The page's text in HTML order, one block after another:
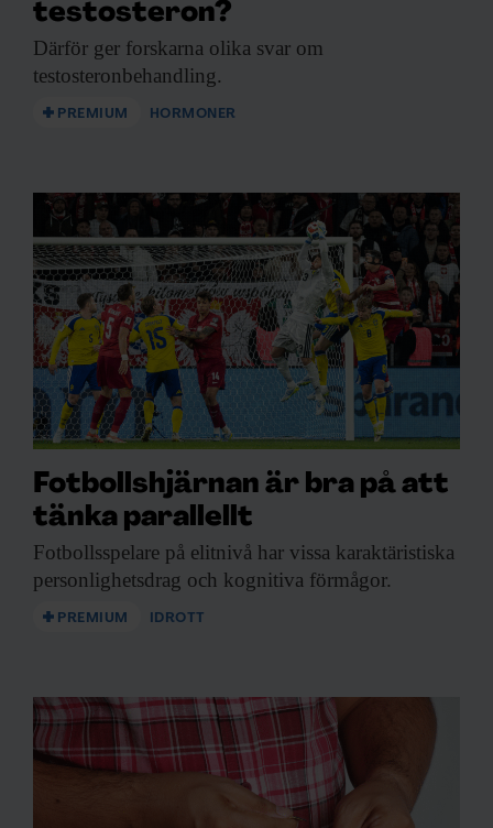
testosteron?
Därför ger forskarna olika svar om
testosteronbehandling.
PREMIUM HORMONER
Fotbollshjärnan är bra på att
tänka parallellt
Fotbollsspelare på elitnivå har vissa karaktäristiska
personlighetsdrag och kognitiva förmågor.
PREMIUM IDROTT